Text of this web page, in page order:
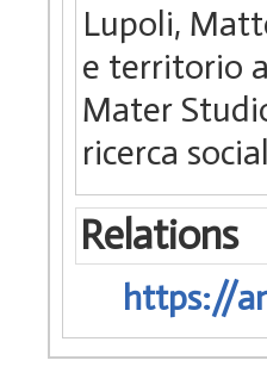
Lupoli,
e territorio
Mater
ricerca
Relations
https://